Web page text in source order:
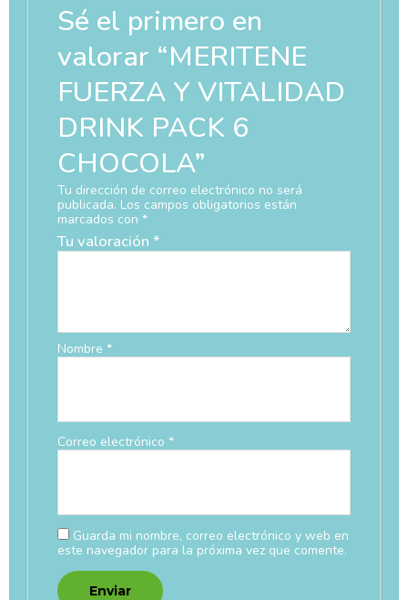
Sé el primero en
valorar “MERITENE
FUERZA Y VITALIDAD
DRINK PACK 6
CHOCOLA”
Tu dirección de correo electrónico no será
publicada. Los campos obligatorios están
marcados con *
Tu valoración *
Nombre *
Correo electrónico *
Guarda mi nombre, correo electrónico y web en
este navegador para la próxima vez que comente.